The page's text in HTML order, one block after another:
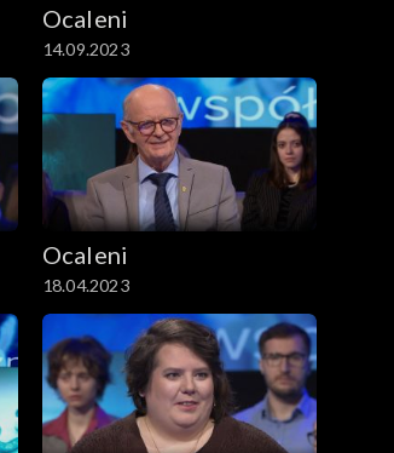
Ocaleni
14.09.2023
Ocaleni
18.04.2023